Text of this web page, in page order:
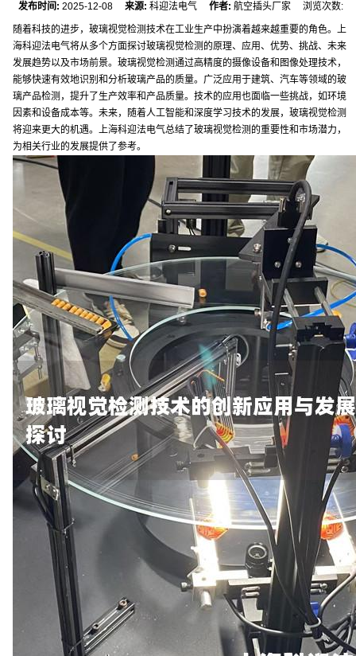
发布时间: 2025-12-08来源: 科迎法电气作者: 航空插头厂家 浏览次数:
随着科技的进步，玻璃视觉检测技术在工业生产中扮演着越来越重要的角色。上
海科迎法电气将从多个方面探讨玻璃视觉检测的原理、应用、优势、挑战、未来
发展趋势以及市场前景。玻璃视觉检测通过高精度的摄像设备和图像处理技术，
能够快速有效地识别和分析玻璃产品的质量。广泛应用于建筑、汽车等领域的玻
璃产品检测，提升了生产效率和产品质量。技术的应用也面临一些挑战，如环境
因素和设备成本等。未来，随着人工智能和深度学习技术的发展，玻璃视觉检测
将迎来更大的机遇。上海科迎法电气总结了玻璃视觉检测的重要性和市场潜力，
为相关行业的发展提供了参考。